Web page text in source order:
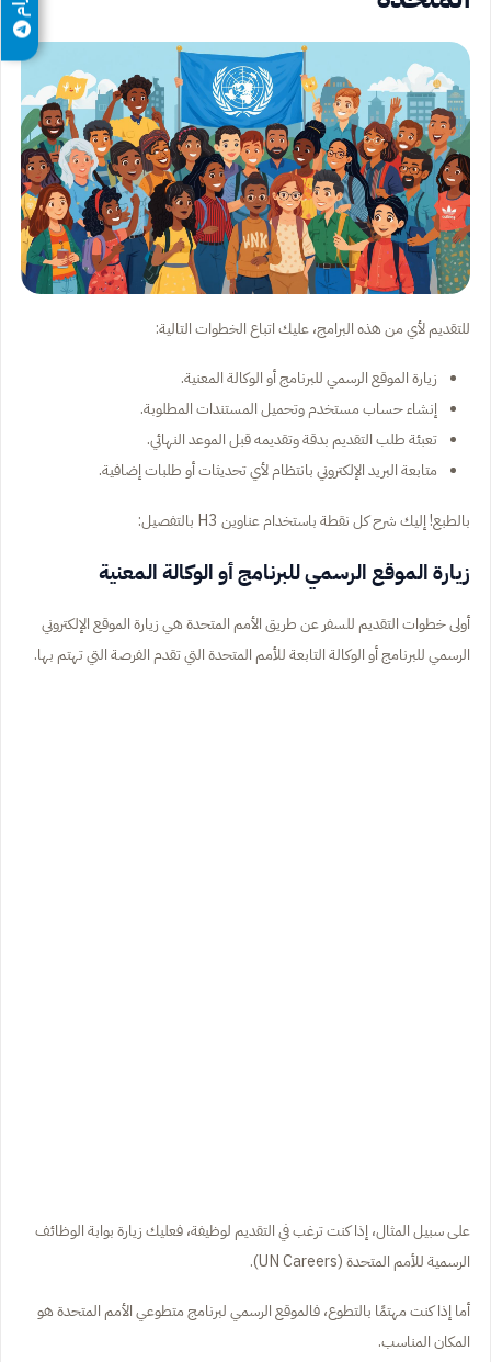
للتقديم لأي من هذه البرامج، عليك اتباع الخطوات التالية:
زيارة الموقع الرسمي للبرنامج أو الوكالة المعنية.
إنشاء حساب مستخدم وتحميل المستندات المطلوبة.
تعبئة طلب التقديم بدقة وتقديمه قبل الموعد النهائي.
متابعة البريد الإلكتروني بانتظام لأي تحديثات أو طلبات إضافية.
بالطبع! إليك شرح كل نقطة باستخدام عناوين H3 بالتفصيل:
زيارة الموقع الرسمي للبرنامج أو الوكالة المعنية
أولى خطوات التقديم للسفر عن طريق الأمم المتحدة هي زيارة الموقع الإلكتروني
الرسمي للبرنامج أو الوكالة التابعة للأمم المتحدة التي تقدم الفرصة التي تهتم بها.
على سبيل المثال، إذا كنت ترغب في التقديم لوظيفة، فعليك زيارة بوابة الوظائف
الرسمية للأمم المتحدة (UN Careers).
أما إذا كنت مهتمًا بالتطوع، فالموقع الرسمي لبرنامج متطوعي الأمم المتحدة هو
المكان المناسب.